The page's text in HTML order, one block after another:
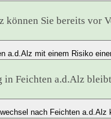
können Sie bereits vor
a.d.Alz mit einem Risiko
Feichten a.d.Alz
nach Feichten a.d.Alz